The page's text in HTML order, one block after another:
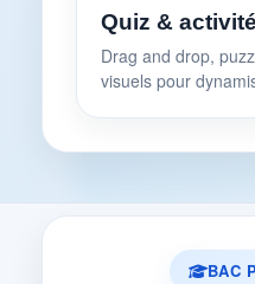
Quiz &
Drag and drop,
visuels pour
BAC